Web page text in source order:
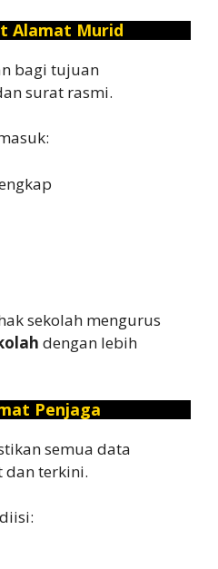
Alamat Murid
bagi tujuan
surat rasmi.
sekolah mengurus
dengan lebih
Penjaga
semua data
dan terkini.